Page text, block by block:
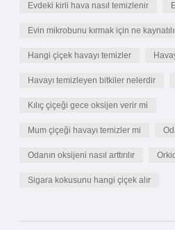
Evdeki kirli hava nasıl temizlenir
Evin mikrobunu kırmak için ne
Hangi çiçek havayı temizler
Havayı temizleyen bitkiler nelerdir
Kılıç çiçeği gece oksijen verir mi
Mum çiçeği havayı temizler mi
Odanın oksijeni nasıl arttırılır
Sigara kokusunu hangi çiçek alır